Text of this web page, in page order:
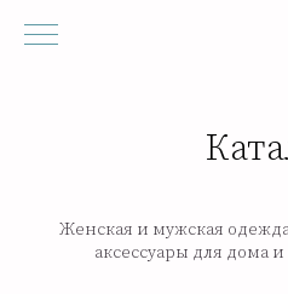
Женская и мужская
аксессуары для дома